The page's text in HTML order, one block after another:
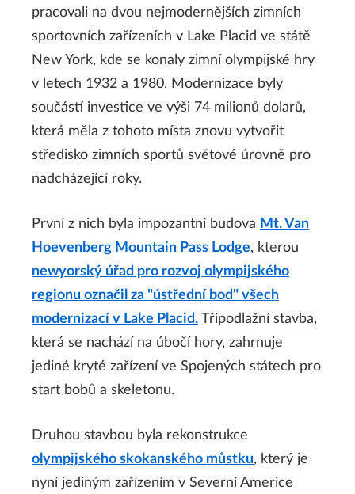
pracovali na dvou nejmodernějších zimních
sportovních zařízeních v Lake Placid ve státě
New York, kde se konaly zimní olympijské hry
v letech 1932 a 1980. Modernizace byly
součástí investice ve výši 74 milionů dolarů,
která měla z tohoto místa znovu vytvořit
středisko zimních sportů světové úrovně pro
nadcházející roky.
První z nich byla impozantní budova Mt. Van
Hoevenberg Mountain Pass Lodge, kterou
newyorský úřad pro rozvoj olympijského
regionu označil za "ústřední bod" všech
modernizací v Lake Placid. Třípodlažní stavba,
která se nachází na úbočí hory, zahrnuje
jediné kryté zařízení ve Spojených státech pro
start bobů a skeletonu.
Druhou stavbou byla rekonstrukce
olympijského skokanského můstku, který je
nyní jediným zařízením v Severní Americe